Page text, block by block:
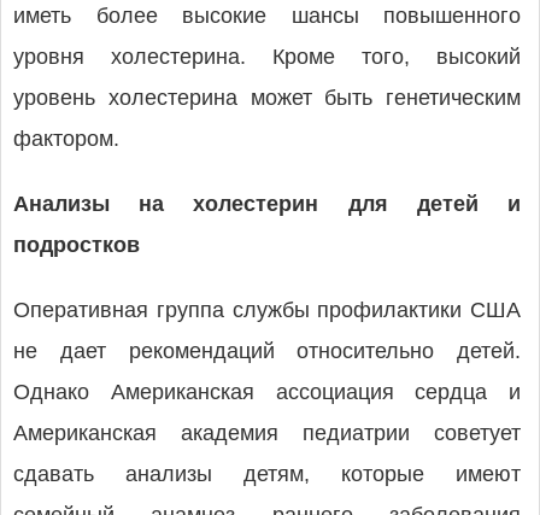
иметь более высокие шансы повышенного
уровня холестерина. Кроме того, высокий
уровень холестерина может быть генетическим
фактором.
Анализы на холестерин для детей и
подростков
Оперативная группа службы профилактики США
не дает рекомендаций относительно детей.
Однако Американская ассоциация сердца и
Американская академия педиатрии советует
сдавать анализы детям, которые имеют